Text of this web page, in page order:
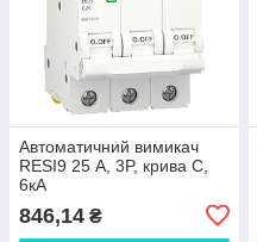
Автоматичний вимикач
RESI9 25 А, 3P, крива С,
6кА
846,14 ₴